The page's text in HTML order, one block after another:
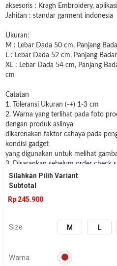
aksesoris : Kragh Embroidery,
Jahitan : standar garment indonesia
Ukuran:
M : Lebar Dada 50 cm, Panjang
L : Lebar Dada 52 cm, Panjang
XL : Lebar Dada 54 cm, Panjang
cm
Catatan
1. Toleransi Ukuran (-+) 1-3 cm
2. Warna yang terlihat pada foto
dengan produk aslinya
dikarenakan faktor cahaya pada
kondisi gadget
yang digunakan untuk melihat
3. Disarankan sebelum order check
Silahkan Pilih Variant
Subtotal
Rp 245.900
Size M L
Warna